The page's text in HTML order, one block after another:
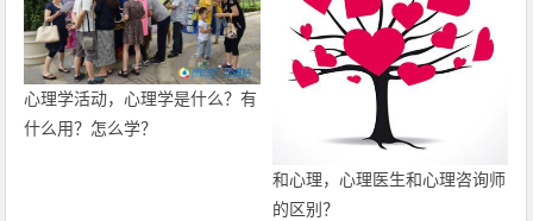
心理学活动，心理学是什么？有
什么用？怎么学？
和心理，心理医生和心理咨询师
的区别？